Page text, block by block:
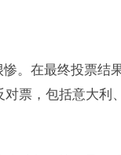
。在最终投票结
票，包括意大利